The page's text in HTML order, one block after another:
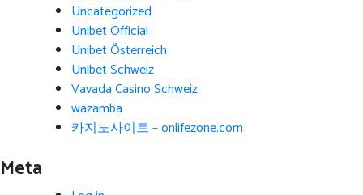
Uncategorized
Unibet Official
Unibet Österreich
Unibet Schweiz
Vavada Casino Schweiz
wazamba
카지노사이트 – onlifezone.com
Meta